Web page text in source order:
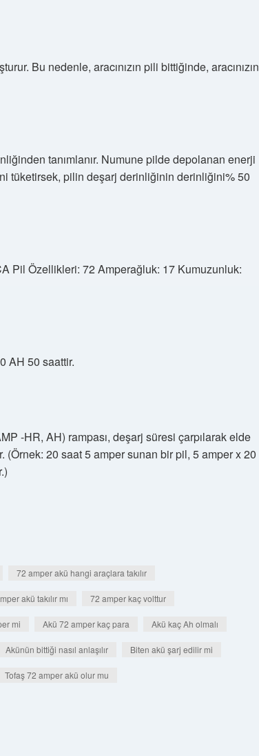
Bu nedenle, aracınızın pili bittiğinde, aracınızın
tanımlanır. Numune pilde depolanan enerji
tüketirsek, pilin deşarj derinliğinin derinliğini% 50
Pil Özellikleri: 72 Amperağluk: 17 Kumuzunluk:
AH 50 saattir.
-HR, AH) rampası, deşarj süresi çarpılarak elde
20 saat 5 amper sunan bir pil, 5 amper x 20
72 amper akü hangi araçlara takılır
akü takılır mı 72 amper kaç volttur
mi Akü 72 amper kaç para Akü kaç Ah olmalı
Akünün bittiği nasıl anlaşılır Biten akü şarj edilir mi
Tofaş 72 amper akü olur mu